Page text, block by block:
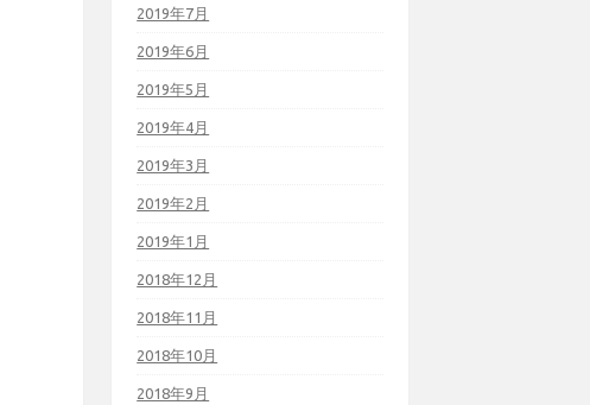
2019年7月
2019年6月
2019年5月
2019年4月
2019年3月
2019年2月
2019年1月
2018年12月
2018年11月
2018年10月
2018年9月